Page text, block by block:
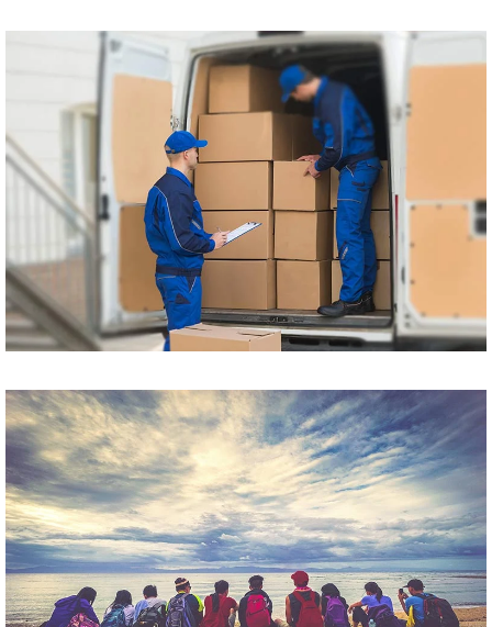
na adres tanio cena od
drzwi do drzwi
Przewóz osób
Przewóz paczek